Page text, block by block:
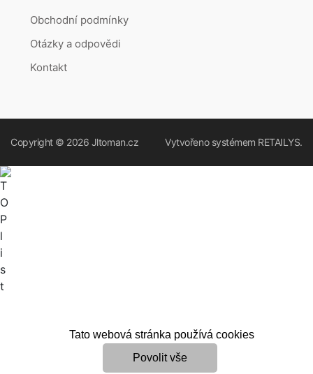
Obchodní podmínky
Otázky a odpovědi
Kontakt
Copyright © 2026 Jltoman.cz Vytvořeno systémem RETAILYS.
Tato webová stránka používá cookies
Povolit vše